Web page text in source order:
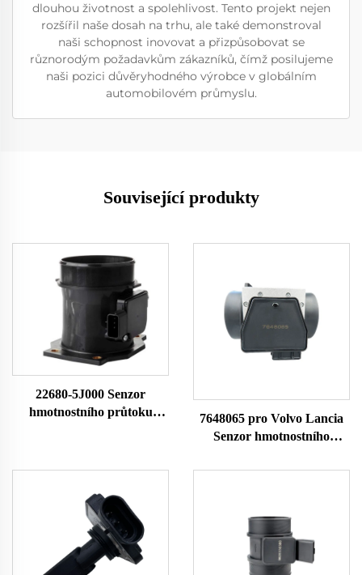
dlouhou životnost a spolehlivost. Tento projekt nejen
rozšířil naše dosah na trhu, ale také demonstroval
naši schopnost inovovat a přizpůsobovat se
různorodým požadavkům zákazníků, čímž posilujeme
naši pozici důvěryhodného výrobce v globálním
automobilovém průmyslu.
Související produkty
22680-5J000 Senzor
hmotnostního průtoku
vzduchu Měřič průtoku
vzduchu
7648065 pro Volvo Lancia
Senzor hmotnostního
Meter 22690 0280213025